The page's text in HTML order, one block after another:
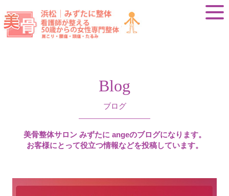
Blog
ブログ
美骨整体サロン みずたに angeのブログになります。
​​​​​​​お客様にとって役立つ情報などを投稿しています。